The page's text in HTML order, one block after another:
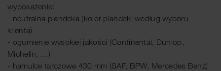
wyposażenie:
- neutralna plandeka (kolor plandeki według wyboru
klienta)
- ogumienie wysokiej jakości (Continental, Dunlop,
Michelin, …)
- hamulce tarczowe 430 mm (SAF, BPW, Mercedes Benz)